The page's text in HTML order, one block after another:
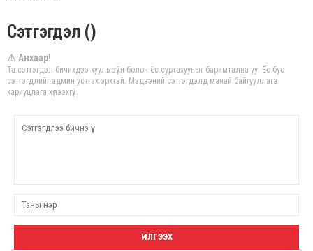
Сэтгэгдэл ()
⚠ Анхаар!
Та сэтгэгдэл бичихдээ хууль зүйн болон ёс суртахууныг баримтална уу. Ёс бус
сэтгэгдлийг админ устгах эрхтэй. Мэдээний сэтгэгдэлд манай байгууллага
хариуцлага хүлээхгүй.